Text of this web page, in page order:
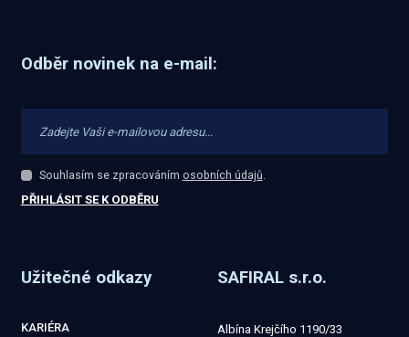
Odběr novinek na e-mail:
Souhlasím
se
zpracováním
Souhlasím se zpracováním osobních údajů.
PŘIHLÁSIT SE K ODBĚRU
nepodařilo
odeslat.
Užitečné odkazy
KARIÉRA
SAFIRAL s.r.o.
Albína Krejčího 1190/33